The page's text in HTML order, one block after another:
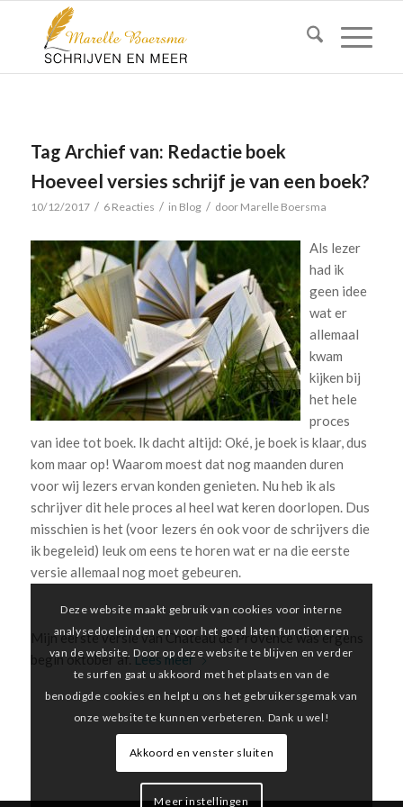
Tag Archief van: Redactie boek
Hoeveel versies schrijf je van een boek?
10/12/2017 / 6 Reacties / in Blog / door Marelle Boersma
Als lezer
had ik
geen idee
wat er
allemaal
kwam
kijken bij
het hele
proces
van idee tot boek. Ik dacht altijd: Oké, je boek is klaar, dus
kom maar op! Waarom moest dat nog maanden duren
voor wij lezers ervan konden genieten. Nu heb ik als
schrijver dit hele proces al heel wat keren doorlopen. Dus
misschien is het (voor lezers én ook voor de schrijvers die
ik begeleid) leuk om eens te horen wat er na die eerste
versie allemaal nog moet gebeuren.
Mijn eerste versie van Chateau de Provence was ergens
begin oktober af.Lees meer
Deze website maakt gebruik van cookies voor interne
analysedoeleinden en voor het goed laten functioneren
van de website. Door op deze website te blijven en verder
te surfen gaat u akkoord met het plaatsen van de
benodigde cookies en helpt u ons het gebruikersgemak van
onze website te kunnen verbeteren. Dank u wel!
Akkoord en venster sluiten
Meer instellingen